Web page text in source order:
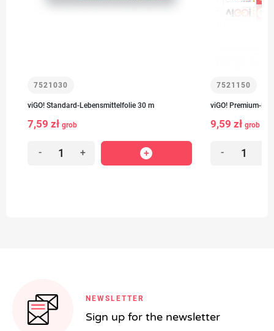
7521030
viGO! Standard-Lebensmittelfolie 30 m
7,59 zł grob
- +
7521150
viGO! Premium-
9,59 zł grob
-
NEWSLETTER
Sign up for the newsletter